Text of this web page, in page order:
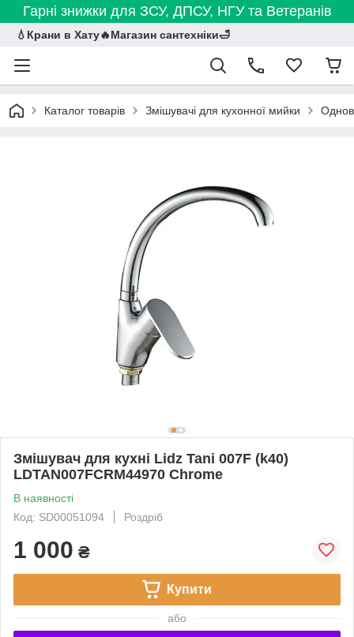
Гарні знижки для ЗСУ, ДПСУ, НГУ та Ветеранів
💧Крани в Хату🔥Магазин сантехніки🛁
Каталог товарів Змішувачі для кухонної мийки
Змішувач для кухні Lidz Tani 007F (k40)
LDTAN007FCRM44970 Chrome
В наявності
Код: SD00051094
Роздріб
1 000 ₴
Купити
або